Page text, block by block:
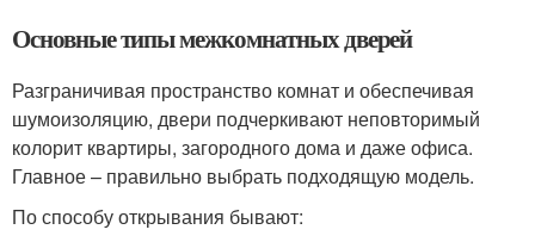
Основные типы межкомнатных дверей
Разграничивая пространство комнат и обеспечивая
шумоизоляцию, двери подчеркивают неповторимый
колорит квартиры, загородного дома и даже офиса.
Главное – правильно выбрать подходящую модель.
По способу открывания бывают: